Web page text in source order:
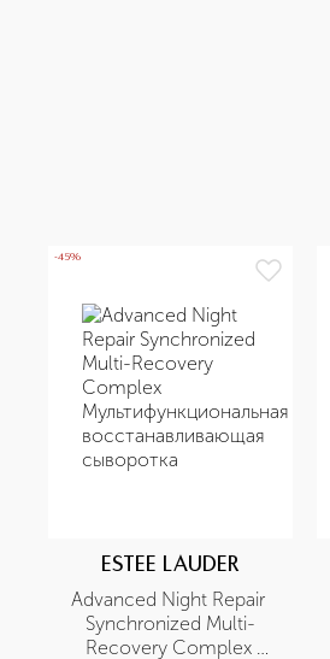
-45%
ESTEE LAUDER
Advanced Night Repair
Synchronized Multi-
Recovery Complex